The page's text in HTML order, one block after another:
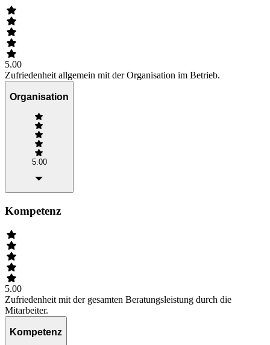
5.00
Zufriedenheit allgemein mit der Organisation im Betrieb.
Organisation
5.00
Kompetenz
5.00
Zufriedenheit mit der gesamten Beratungsleistung durch die
Mitarbeiter.
Kompetenz